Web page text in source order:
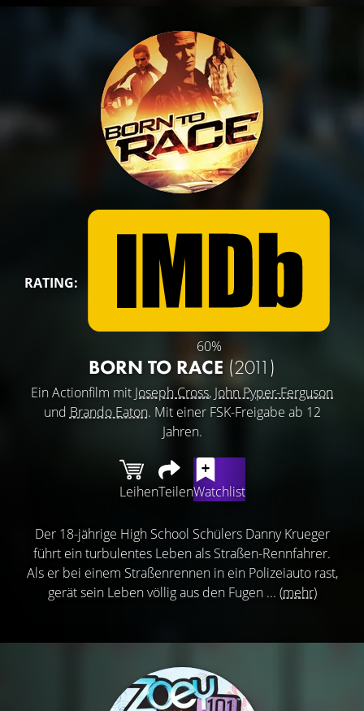
RATING:
60%
BORN TO RACE (2011)
Ein Actionfilm mit Joseph Cross, John Pyper-Ferguson
und Brando Eaton. Mit einer FSK-Freigabe ab 12
Jahren.
LeihenTeilenWatchlist
Der 18-jährige High School Schülers Danny Krueger
führt ein turbulentes Leben als Straßen-Rennfahrer.
Als er bei einem Straßenrennen in ein Polizeiauto rast,
gerät sein Leben völlig aus den Fugen ... (mehr)